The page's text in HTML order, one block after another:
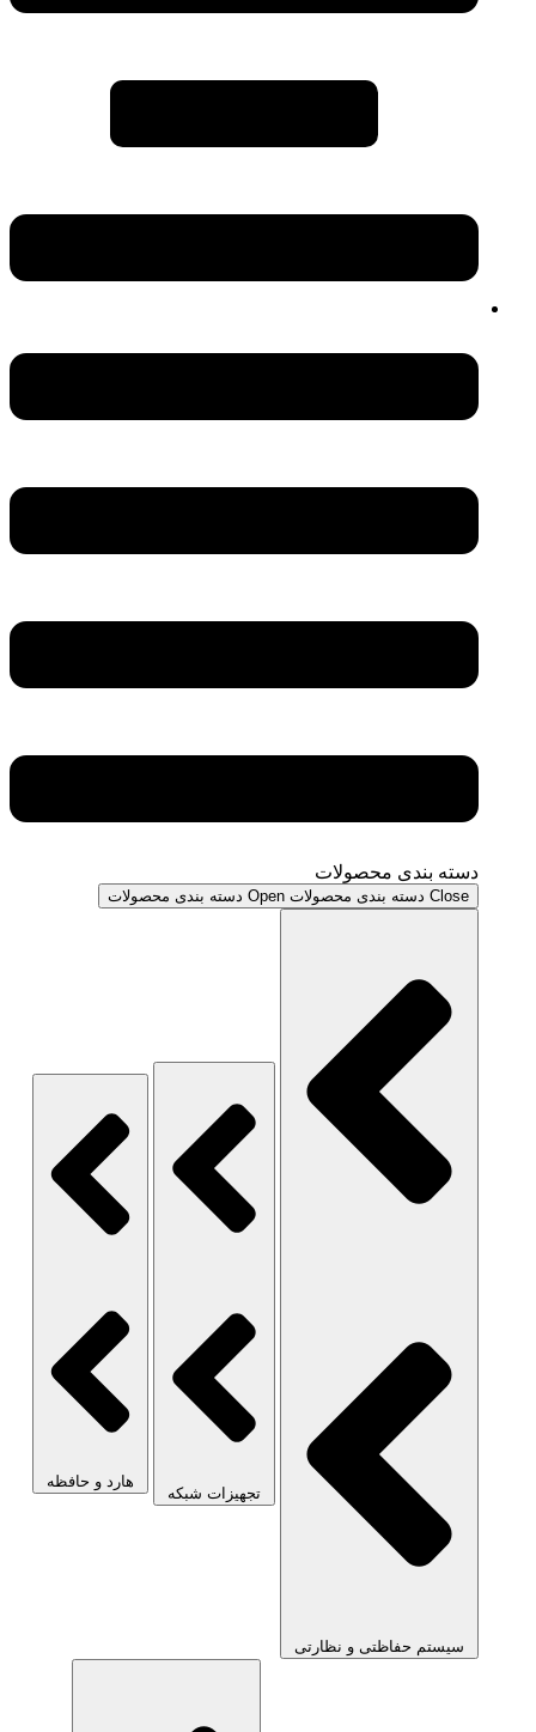
دسته بندی محصولات
Close دسته بندی محصولات Open دسته بندی محصولات
سیستم حفاظتی و نظارتی
تجهیزات شبکه
هارد و حافظه